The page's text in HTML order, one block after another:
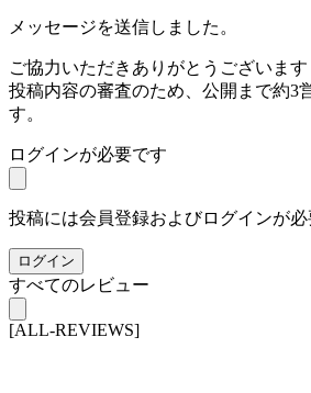
メッセージを送信しました。
ご協力いただきありがとうございます
投稿内容の審査のため、公開まで約3
す。
ログインが必要です
投稿には会員登録およびログインが必
ログイン
すべてのレビュー
[ALL-REVIEWS]